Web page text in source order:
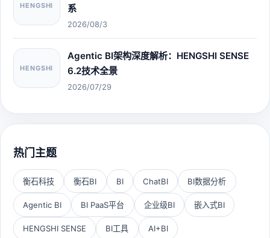
HENGSHI
系
2026/08/3
HENGSHI
Agentic BI架构深度解析：HENGSHI SENSE
6.2技术全景
2026/07/29
热门主题
衡石科技 衡石BI BI ChatBI BI数据分析
Agentic BI BI PaaS平台 企业级BI 嵌入式BI
HENGSHI SENSE BI工具 AI+BI